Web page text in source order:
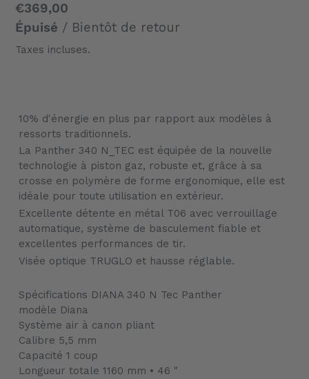
Prix
normal
€369,00
Épuisé / Bientôt de retour
Taxes incluses.
votre
panier
10% d'énergie en plus par rapport aux modèles à
ressorts traditionnels.
La Panther 340 N_TEC est équipée de la nouvelle
technologie à piston gaz, robuste et, grâce à sa
crosse en polymère de forme ergonomique, elle est
idéale pour toute utilisation en extérieur.
Excellente détente en métal T06 avec verrouillage
automatique, système de basculement fiable et
excellentes performances de tir.
Visée optique TRUGLO et hausse réglable.
Spécifications DIANA 340 N Tec Panther
modèle Diana
Système air à canon pliant
Calibre 5,5 mm
Capacité 1 coup
Longueur totale 1160 mm • 46 "